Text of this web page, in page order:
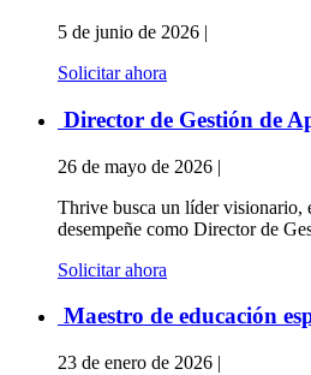
5 de junio de 2026 |
Solicitar ahora
Director de Gestión de
26 de mayo de 2026 |
Thrive busca un líder visionario,
desempeñe como Director de
Solicitar ahora
Maestro de educación
23 de enero de 2026 |